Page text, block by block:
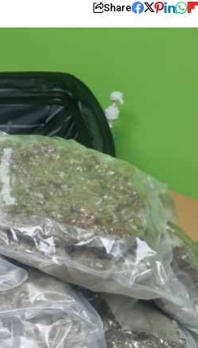
Share